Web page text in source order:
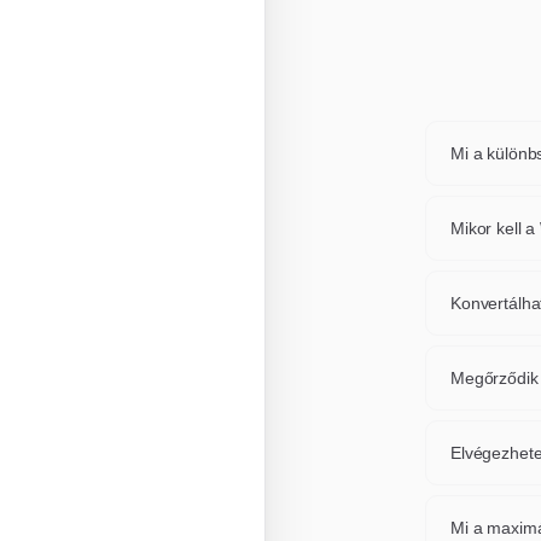
Mi a
valamint
Mikor kell
és
konverzió
válassza
Mi a